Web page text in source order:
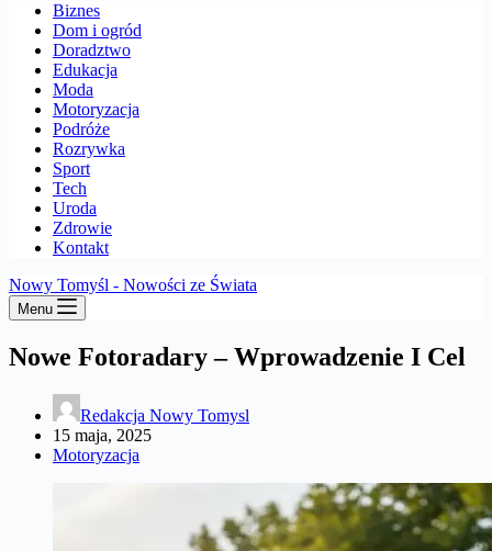
Biznes
Dom i ogród
Doradztwo
Edukacja
Moda
Motoryzacja
Podróże
Rozrywka
Sport
Tech
Uroda
Zdrowie
Kontakt
Nowy Tomyśl - Nowości ze Świata
Menu
Nowe Fotoradary – Wprowadzenie I Cel
Redakcja Nowy Tomysl
15 maja, 2025
Motoryzacja